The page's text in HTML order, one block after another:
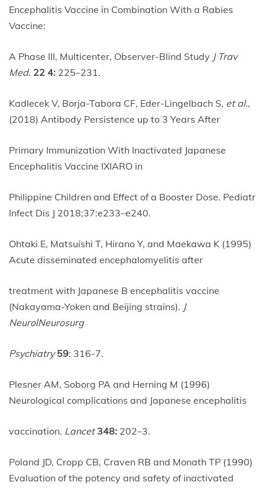
Encephalitis Vaccine in Combination With a Rabies
Vaccine:
A Phase III, Multicenter, Observer-Blind Study J Trav
Med. 22 4: 225–231.
Kadlecek V, Borja-Tabora CF, Eder-Lingelbach S, et al.,
(2018) Antibody Persistence up to 3 Years After
Primary Immunization With Inactivated Japanese
Encephalitis Vaccine IXIARO in
Philippine Children and Effect of a Booster Dose. Pediatr
Infect Dis J 2018;37:e233–e240.
Ohtaki E, Matsuishi T, Hirano Y, and Maekawa K (1995)
Acute disseminated encephalomyelitis after
treatment with Japanese B encephalitis vaccine
(Nakayama-Yoken and Beijing strains). J
NeurolNeurosurg
Psychiatry59: 316-7.
Plesner AM, Soborg PA and Herning M (1996)
Neurological complications and Japanese encephalitis
vaccination. Lancet348: 202–3.
Poland JD, Cropp CB, Craven RB and Monath TP (1990)
Evaluation of the potency and safety of inactivated